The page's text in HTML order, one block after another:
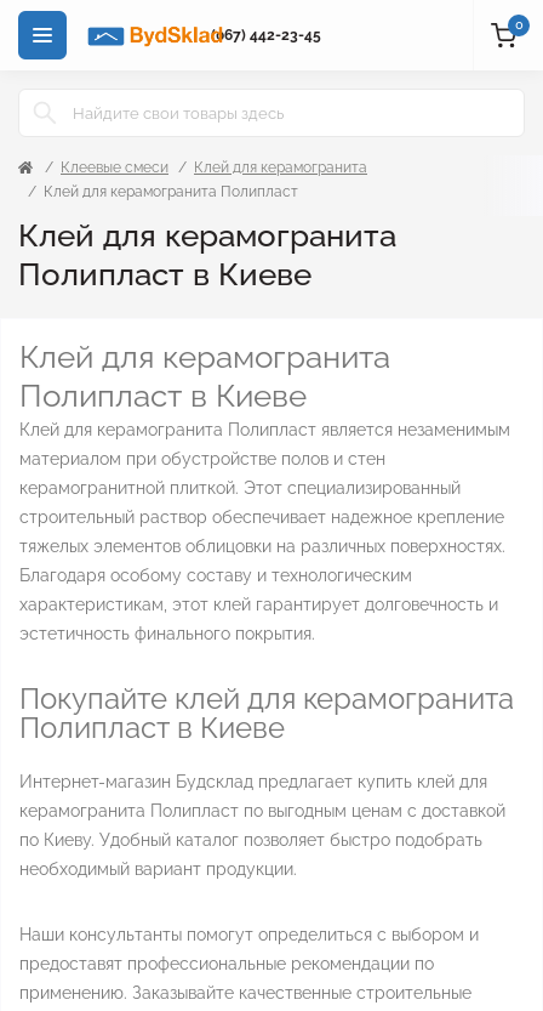
(067) 442-23-45
0
Клеевые смеси
Клей для керамогранита
Клей для керамогранита Полипласт
Клей для керамогранита
Полипласт в Киеве
Клей для керамогранита
Полипласт в Киеве
Клей для керамогранита Полипласт является незаменимым
материалом при обустройстве полов и стен
керамогранитной плиткой. Этот специализированный
строительный раствор обеспечивает надежное крепление
тяжелых элементов облицовки на различных поверхностях.
Благодаря особому составу и технологическим
характеристикам, этот клей гарантирует долговечность и
эстетичность финального покрытия.
Покупайте клей для керамогранита
Полипласт в Киеве
Интернет-магазин Будсклад предлагает купить клей для
керамогранита Полипласт по выгодным ценам с доставкой
по Киеву. Удобный каталог позволяет быстро подобрать
необходимый вариант продукции.
Наши консультанты помогут определиться с выбором и
предоставят профессиональные рекомендации по
применению. Заказывайте качественные строительные